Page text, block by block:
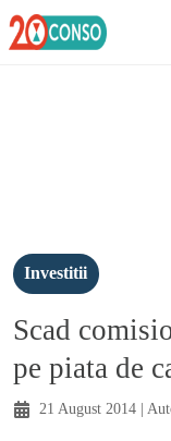
Investitii
Scad
pe piata de
21 August 2014 |